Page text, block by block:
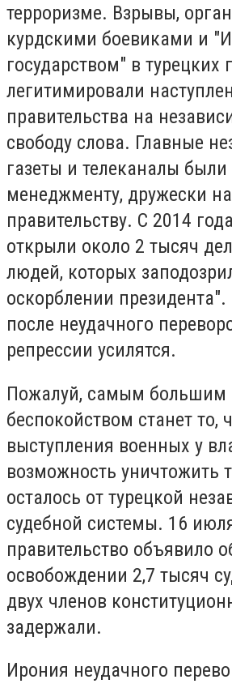
терроризме. Взрывы,
курдскими боевиками и
государством" в турецких
легитимировали
правительства на
свободу слова. Главные
газеты и телеканалы
менеджменту, дружески
правительству. С 2014
открыли около 2 тысяч
людей, которых
оскорблении президента".
после неудачного
репрессии усилятся.
Пожалуй, самым большим
беспокойством станет то,
выступления военных у
возможность уничтожить
осталось от турецкой
судебной системы. 16
правительство объявило
освобождении 2,7 тысяч
двух членов
задержали.
Ирония неудачного